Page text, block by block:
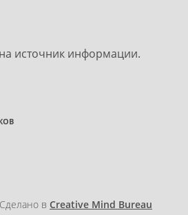
источник информации.
Сделано в Creative Mind Bureau